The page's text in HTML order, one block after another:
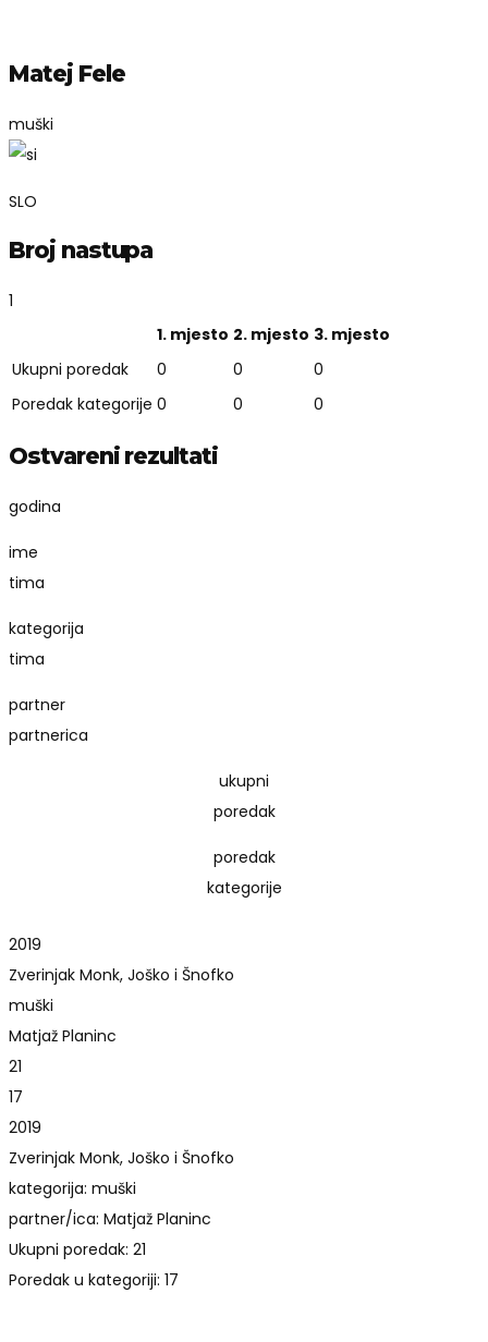
Matej Fele
muški
SLO
Broj nastupa
1
1. mjesto 2. mjesto 3. mjesto
Ukupni poredak
0 0
0
Poredak kategorije 0 0 0
Ostvareni rezultati
godina
ime
tima
kategorija
tima
partner
partnerica
ukupni
poredak
poredak
kategorije
2019
Zverinjak Monk, Joško i Šnofko
muški
Matjaž Planinc
21
17
2019
Zverinjak Monk, Joško i Šnofko
kategorija: muški
partner/ica: Matjaž Planinc
Ukupni poredak: 21
Poredak u kategoriji: 17